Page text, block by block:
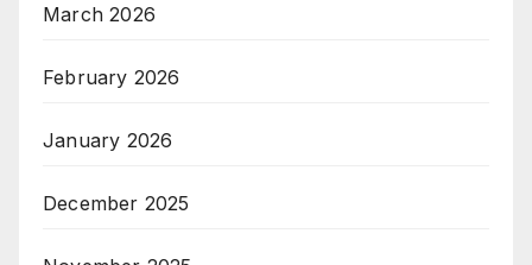
March 2026
February 2026
January 2026
December 2025